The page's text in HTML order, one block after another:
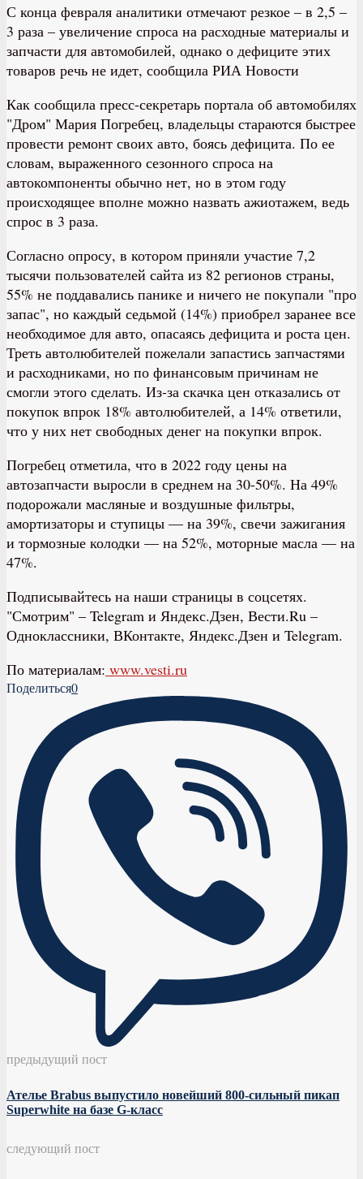
С конца февраля аналитики отмечают резкое – в 2,5 –
3 раза – увеличение спроса на расходные материалы и
запчасти для автомобилей, однако о дефиците этих
товаров речь не идет, сообщила РИА Новости
Как сообщила пресс-секретарь портала об автомобилях
"Дром" Мария Погребец, ​​владельцы стараются быстрее
провести ремонт своих авто, боясь дефицита. По ее
словам, выраженного сезонного спроса на
автокомпоненты обычно нет, но в этом году
происходящее вполне можно назвать ажиотажем, ведь
спрос в 3 раза.
Согласно опросу, в котором приняли участие 7,2
тысячи пользователей сайта из 82 регионов страны,
55% не поддавались панике и ничего не покупали "про
запас", но каждый седьмой (14%) приобрел заранее все
необходимое для авто, опасаясь дефицита и роста цен.
Треть автолюбителей пожелали запастись запчастями
и расходниками, но по финансовым причинам не
смогли этого сделать. Из-за скачка цен отказались от
покупок впрок 18% автолюбителей, а 14% ответили,
что у них нет свободных денег на покупки впрок.
Погребец отметила, что в 2022 году цены на
автозапчасти выросли в среднем на 30-50%. На 49%
подорожали масляные и воздушные фильтры,
амортизаторы и ступицы — на 39%, свечи зажигания
и тормозные колодки — на 52%, моторные масла — на
47%.
Подписывайтесь на наши страницы в соцсетях.
"Смотрим" – Telegram и Яндекс.Дзен, Вести.Ru –
Одноклассники, ВКонтакте, Яндекс.Дзен и Telegram.
По материалам: www.vesti.ru
Поделиться0
предыдущий пост
Ателье Brabus выпустило новейший 800-сильный пикап
Superwhite на базе G-класс
следующий пост